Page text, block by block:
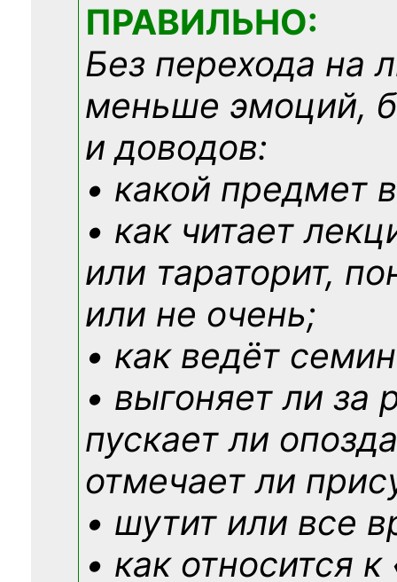
ПРАВИЛЬНО:
Без перехода на
меньше эмоций,
и доводов:
• какой предмет
• как читает
или тараторит,
или не очень;
• как ведёт
• выгоняет ли за
пускает ли
отмечает ли
• шутит или все
• как относится